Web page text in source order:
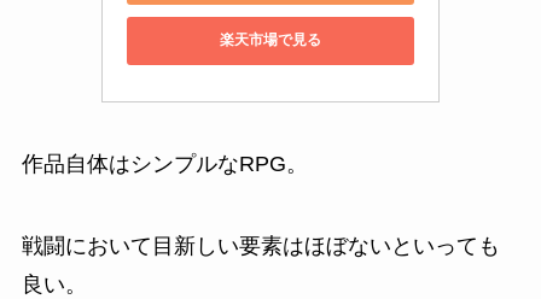
楽天市場で見る
作品自体はシンプルなRPG。
戦闘において目新しい要素はほぼないといっても
良い。